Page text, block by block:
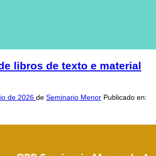
libros de texto e material
de 2026 de Seminario Menor Publicado en: